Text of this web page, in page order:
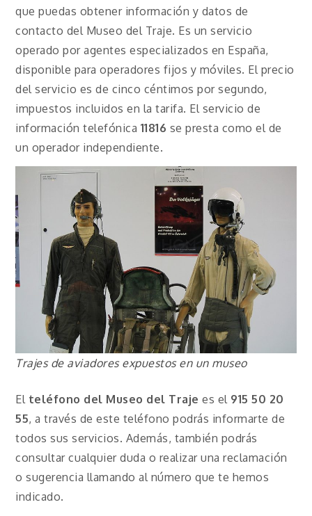
que puedas obtener información y datos de
contacto del Museo del Traje. Es un servicio
operado por agentes especializados en España,
disponible para operadores fijos y móviles. El precio
del servicio es de cinco céntimos por segundo,
impuestos incluidos en la tarifa. El servicio de
información telefónica 11816 se presta como el de
un operador independiente.
Trajes de aviadores expuestos en un museo
El teléfono del Museo del Traje es el 915 50 20
55, a través de este teléfono podrás informarte de
todos sus servicios. Además, también podrás
consultar cualquier duda o realizar una reclamación
o sugerencia llamando al número que te hemos
indicado.